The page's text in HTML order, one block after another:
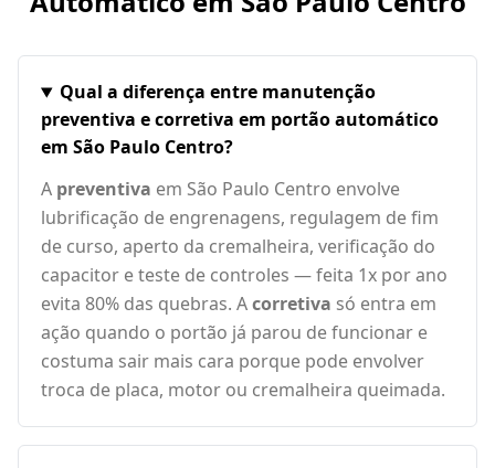
Qual a diferença entre manutenção
preventiva e corretiva em portão automático
em São Paulo Centro?
A preventiva em São Paulo Centro envolve
lubrificação de engrenagens, regulagem de fim
de curso, aperto da cremalheira, verificação do
capacitor e teste de controles — feita 1x por ano
evita 80% das quebras. Acorretiva só entra em
ação quando o portão já parou de funcionar e
costuma sair mais cara porque pode envolver
troca de placa, motor ou cremalheira queimada.